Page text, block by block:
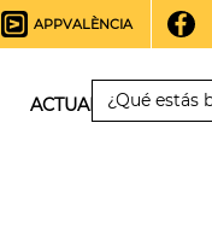
APPVALÈNCIA
ACTUALIDAD